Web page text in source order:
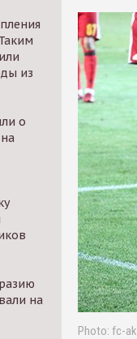
из
о
на
Photo: fc-